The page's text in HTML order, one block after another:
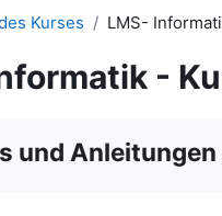
Kurses LMS-
-
und